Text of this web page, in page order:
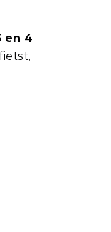
en 4